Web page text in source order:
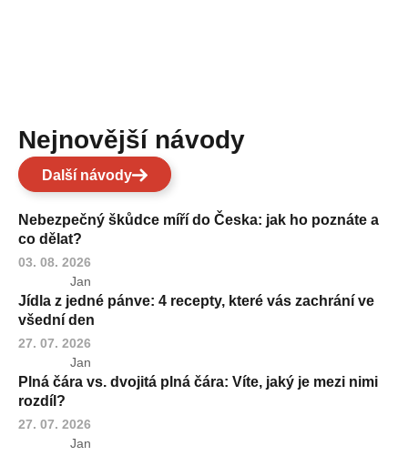
Nejnovější návody
Další návody
Nebezpečný škůdce míří do Česka: jak ho poznáte a
co dělat?
03. 08. 2026
Jan
Jídla z jedné pánve: 4 recepty, které vás zachrání ve
všední den
27. 07. 2026
Jan
Plná čára vs. dvojitá plná čára: Víte, jaký je mezi nimi
rozdíl?
27. 07. 2026
Jan